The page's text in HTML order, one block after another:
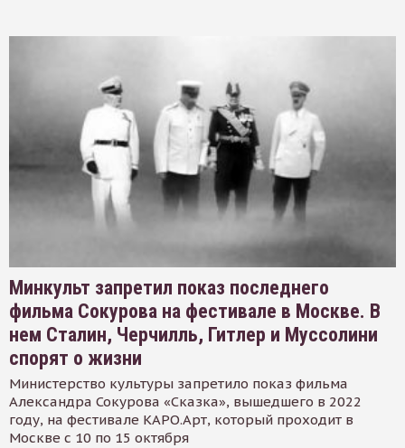
Минкульт запретил показ последнего
фильма Сокурова на фестивале в Москве. В
нем Сталин, Черчилль, Гитлер и Муссолини
спорят о жизни
Министерство культуры запретило показ фильма
Александра Сокурова «Сказка», вышедшего в 2022
году, на фестивале КАРО.Арт, который проходит в
Москве с 10 по 15 октября